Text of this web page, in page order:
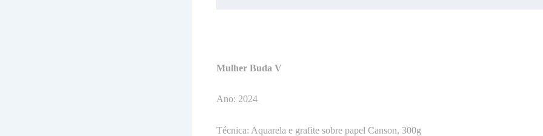
Mulher Buda V
Ano: 2024
Técnica: Aquarela e grafite sobre papel Canson, 300g